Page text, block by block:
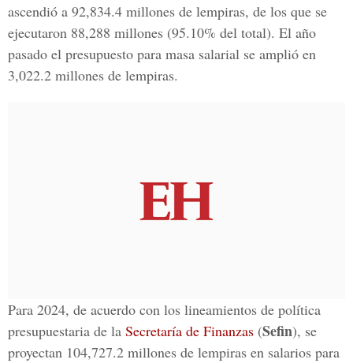
ascendió a 92,834.4 millones de lempiras, de los que se
ejecutaron 88,288 millones (95.10% del total). El año
pasado el presupuesto para masa salarial se amplió en
3,022.2 millones de lempiras.
Para 2024, de acuerdo con los lineamientos de política
presupuestaria de la Secretaría de Finanzas (Sefin), se
proyectan 104,727.2 millones de lempiras en salarios para